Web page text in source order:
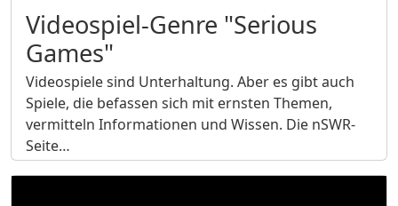
Videospiel-Genre "Serious
Games"
Videospiele sind Unterhaltung. Aber es gibt auch
Spiele, die befassen sich mit ernsten Themen,
vermitteln Informationen und Wissen. Die nSWR-
Seite…